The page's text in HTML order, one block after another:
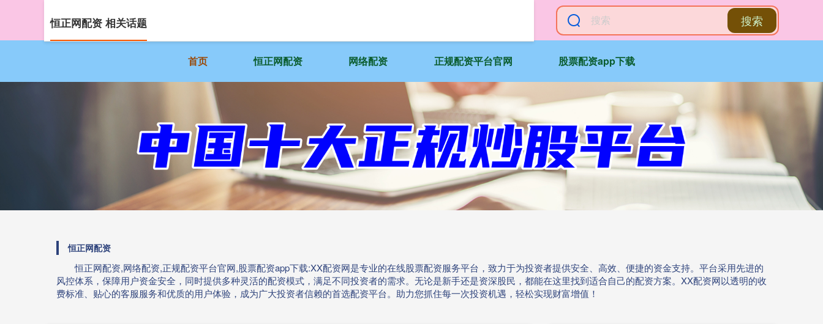
搜索
首页 恒正网配资 网络配资 正规配资平台官网 股票配资app下载
恒正网配资
恒正网配资,网络配资,正规配资平台官网,股票配资app下载:XX配资网是专业的在线股票配资服务平台，致力于为投资者提供安全、高效、便捷的资金支持。平台采用先进的
风控体系，保障用户资金安全，同时提供多种灵活的配资模式，满足不同投资者的需求。无论是新手还是资深股民，都能在这里找到适合自己的配资方案。XX配资网以透明的收
费标准、贴心的客服服务和优质的用户体验，成为广大投资者信赖的首选配资平台。助力您抓住每一次投资机遇，轻松实现财富增值！
恒正网配资 相关话题